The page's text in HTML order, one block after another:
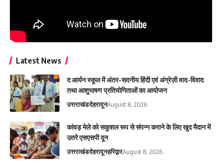
Latest News
द आर्यन स्कूल में अंतर-सदनीय हिंदी एवं अंग्रेज़ी वाद-विवाद
तथा आशुभाषण प्रतियोगिताओं का आयोजन
उत्तराखंडदेहरादूनAugust 8, 2026
कांवड़ मेले को सकुशल रूप से संपन्न कराने के लिए खुद मैदान में
उतरे एसएसपी दून
उत्तराखंडदेहरादूनहरिद्वारAugust 8, 2026